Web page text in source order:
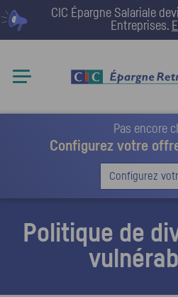
CIC Épargne Salariale
Entreprises.
Pas encore
Configurez votre
Configurez
Politique de